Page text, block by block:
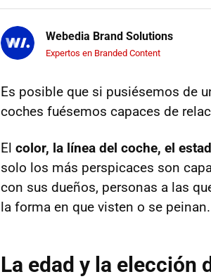
Webedia Brand Solutions
Expertos en Branded Content
Es posible que si pusiésemos de
coches fuésemos capaces de
El color, la línea del coche, el
solo los más perspicaces son
con sus dueños, personas a las
la forma en que visten o se peinan.
La edad y la elección